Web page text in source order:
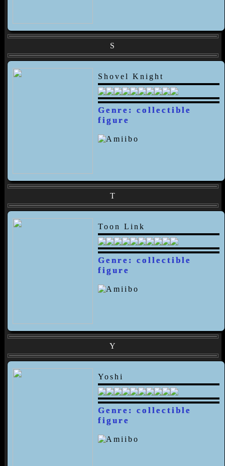
S
Shovel Knight
Genre: collectible
figure
T
Toon Link
Genre: collectible
figure
Y
Yoshi
Genre: collectible
figure